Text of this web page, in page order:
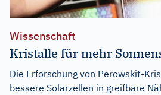
Wissenschaft
Kristalle für mehr
Die Erforschung von Perowskit-
bessere Solarzellen in greifbare